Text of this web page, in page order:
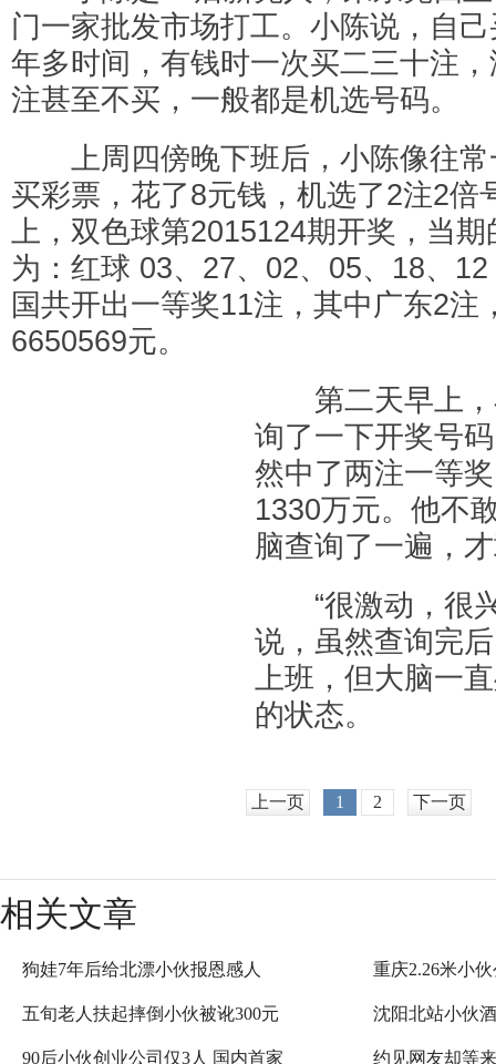
门一家批发市场打工。小陈说，自
年多时间，有钱时一次买二三十注
注甚至不买，一般都是机选号码。
上周四傍晚下班后，小陈像往常
买彩票，花了8元钱，机选了2注2倍
上，双色球第2015124期开奖，当
为：红球 03、27、02、05、18、
国共开出一等奖11注，其中广东2注
6650569元。
第二天早上，
询了一下开奖号
然中了两注一等
1330万元。他不
脑查询了一遍，
“很激动，很兴
说，虽然查询完
上班，但大脑一
的状态。
上一页 1 2 下一页
相关文章
狗娃7年后给北漂小伙报恩感人 重庆2.26米小
五旬老人扶起摔倒小伙被讹300元 沈阳北站小伙
90后小伙创业公司仅3人 国内首家 约见网友却等